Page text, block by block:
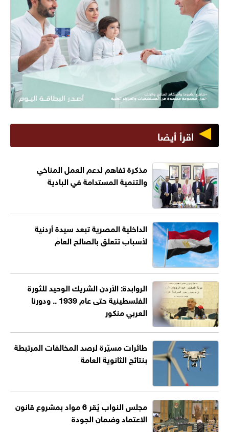
اقرأ أيضا
مذكرة تفاهم لدعم العمل المناخي
والتنمية المستدامة في البادية
الداخلية المصرية تبعد سيدة أردنية
لأسباب تتعلق بالصالح العام
الروابدة: الأردن الشريك الوحيد للثورة
الفلسطينية حتى عام 1939 .. ودورنا
العربي منكور
طائرات مسيّرة لرصد المخالفات المرتبطة
بنتائج الثانوية العامة
مجلس النواب يُقر 6 مواد بمشروع قانون
الاعتماد وضمان الجودة